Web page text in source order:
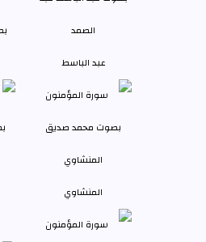
عبد الباسط
المنشاوي